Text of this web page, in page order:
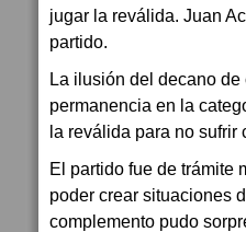
jugar la reválida. Juan
partido.
La ilusión del decano
permanencia en la
la reválida para no sufrir
El partido fue de trámite
poder crear situaciones
complemento pudo